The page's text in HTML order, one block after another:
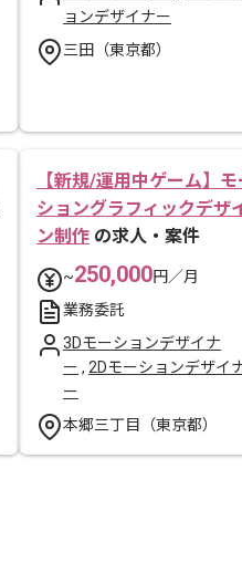
ョンデザイナー
三田（東京都）
【新規/運用中ゲーム】モ
ショングラフィックデザ
ン制作 の求人・案件
~250,000円／月
業務委託
3Dモーションデザイナ
ー , 2Dモーションデザイ
ー
本郷三丁目（東京都）